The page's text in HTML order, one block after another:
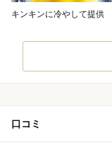
キンキンに冷やして提供
口コミ